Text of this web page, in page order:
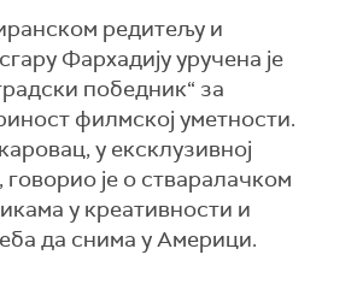
редитељу и
Фархадију уручена је
победник“ за
филмској уметности.
у ексклузивној
говорио је о стваралачком
у креативности и
да снима у Америци.